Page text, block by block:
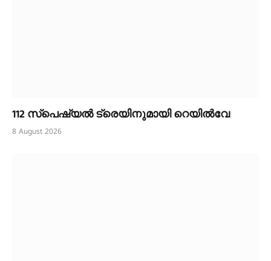
112 സ്പെഷ്യൽ ട്രെയിനുമായി റെയിൽവേ
8 August 2026